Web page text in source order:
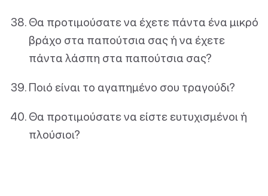
Θα προτιμούσατε να έχετε πάντα ένα μικρό
βράχο στα παπούτσια σας ή να έχετε
πάντα λάσπη στα παπούτσια σας?
Ποιό είναι το αγαπημένο σου τραγούδι?
Θα προτιμούσατε να είστε ευτυχισμένοι ή
πλούσιοι?